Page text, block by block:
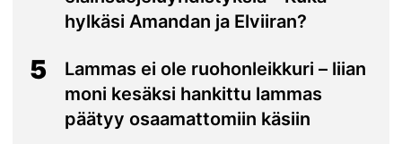
hylkäsi Amandan ja Elviiran?
5
Lammas ei ole ruohonleikkuri – liian
moni kesäksi hankittu lammas
päätyy osaamattomiin käsiin